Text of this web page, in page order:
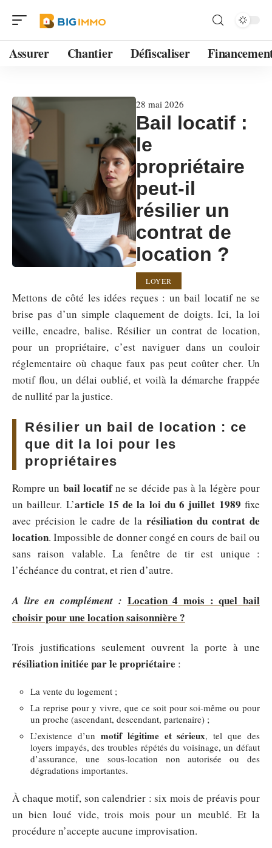
Assurer Chantier Défiscaliser
28 mai 2026
Bail locatif :
le
propriétaire
peut-il
résilier un
contrat de
location ?
LOYER
Mettons de côté les idées reçues : un bail locatif ne se
brise pas d’un simple claquement de doigts. Ici, la loi
veille, encadre, balise. Résilier un contrat de location,
pour un propriétaire, c’est naviguer dans un couloir
réglementaire où chaque faux pas peut coûter cher. Un
motif flou, un délai oublié, et voilà la démarche frappée
de nullité par la justice.
Résilier un bail de location : ce
que dit la loi pour les
propriétaires
Rompre un bail locatifne se décide pas à la légère pour
un bailleur. L’article 15 de la loi du 6 juillet 1989 fixe
avec précision le cadre de la résiliation du contrat de
location. Impossible de donner congé en cours de bail ou
sans raison valable. La fenêtre de tir est unique :
l’échéance du contrat, et rien d’autre.
A lire en complément : Location 4 mois : quel bail
choisir pour une location saisonnière ?
Trois justifications seulement ouvrent la porte à une
résiliation initiée par le propriétaire :
La vente du logement ;
La reprise pour y vivre, que ce soit pour soi-même ou pour
un proche (ascendant, descendant, partenaire) ;
L’existence d’un motif légitime et sérieux, tel que des
loyers impayés, des troubles répétés du voisinage, un défaut
d’assurance, une sous-location non autorisée ou des
dégradations importantes.
À chaque motif, son calendrier : six mois de préavis pour
un bien loué vide, trois mois pour un meublé. Et la
procédure n’accepte aucune improvisation.